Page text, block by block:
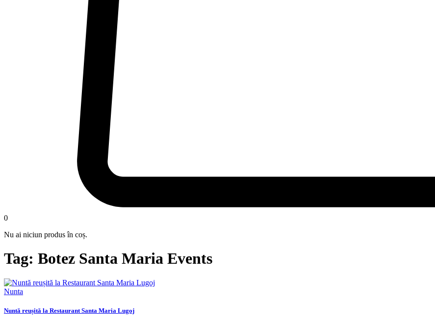
0
Nu ai niciun produs în coș.
Tag: Botez Santa Maria Events
Nunta
Nuntă reușită la Restaurant Santa Maria Lugoj